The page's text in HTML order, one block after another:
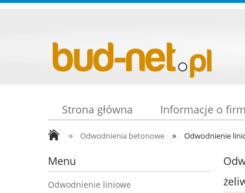
Strona główna Informacje o
» Odwodnienia betonowe » Odwodnienie
Menu
Odwodnienie liniowe